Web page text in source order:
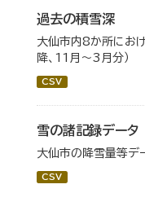
過去の積雪深
大仙市内8か所にお
降、11月～3月分）
CSV
雪の諸記録データ
大仙市の降雪量等デ
CSV